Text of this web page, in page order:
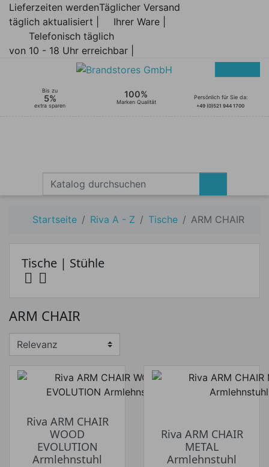
Lieferzeiten werden
täglich aktualisiert |
Täglicher Versand
Ihrer Ware |
Telefonisch täglich
von 10 - 18 Uhr erreichbar |
Bis zu
5%
extra sparen
100%
Marken Qualität
Persönlich für Sie da:
+49 (0)521 944 1700
Startseite Riva A - Z Tische ARM CHAIR
Tische | Stühle
 
ARM CHAIR
Riva ARM CHAIR
WOOD
EVOLUTION
Armlehnstuhl
Riva ARM CHAIR
METAL
Armlehnstuhl